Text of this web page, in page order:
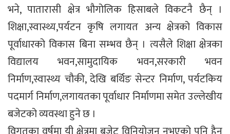
भने, पातारासी क्षेत्र भौगोलिक हिसाबले विकटनै छैन् ।
शिक्षा,स्वास्थ्य,पर्यटन कृषि लगायत अन्य क्षेत्रको विकास
पूर्वाधारको विकास बिना सम्भव छैन् । त्यसैले शिक्षा क्षेत्रका
विद्यालय भवन,सामुदायिक भवन,सरकारी भवन
निर्माण,स्वास्थ्य चौकी, देखि बर्थिङ सेन्टर निर्माण, पर्यटकिय
पदमार्ग निर्माण,लगायतका पूर्वाधार निर्माणमा समेत उल्लेखीय
बजेटको व्यवस्था हुने छ ।